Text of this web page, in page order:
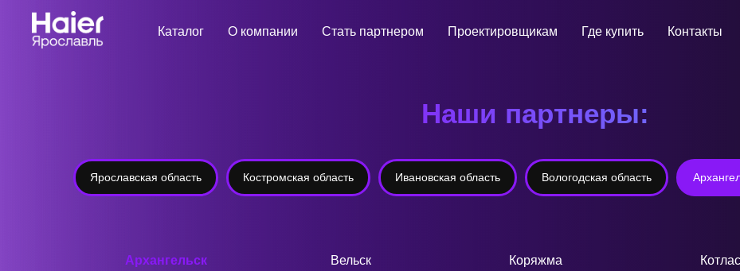
Каталог О компании Стать партнером Проектировщикам Где купить Контакты
Наши партнеры:
Ярославская область Костромская область Ивановская область Вологодская область
Архангельск Вельск Коряжма Котлас